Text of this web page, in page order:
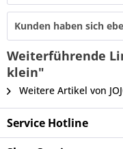
Kunden haben sich
Weiterführende
klein"
Weitere Artikel von
Service Hotline